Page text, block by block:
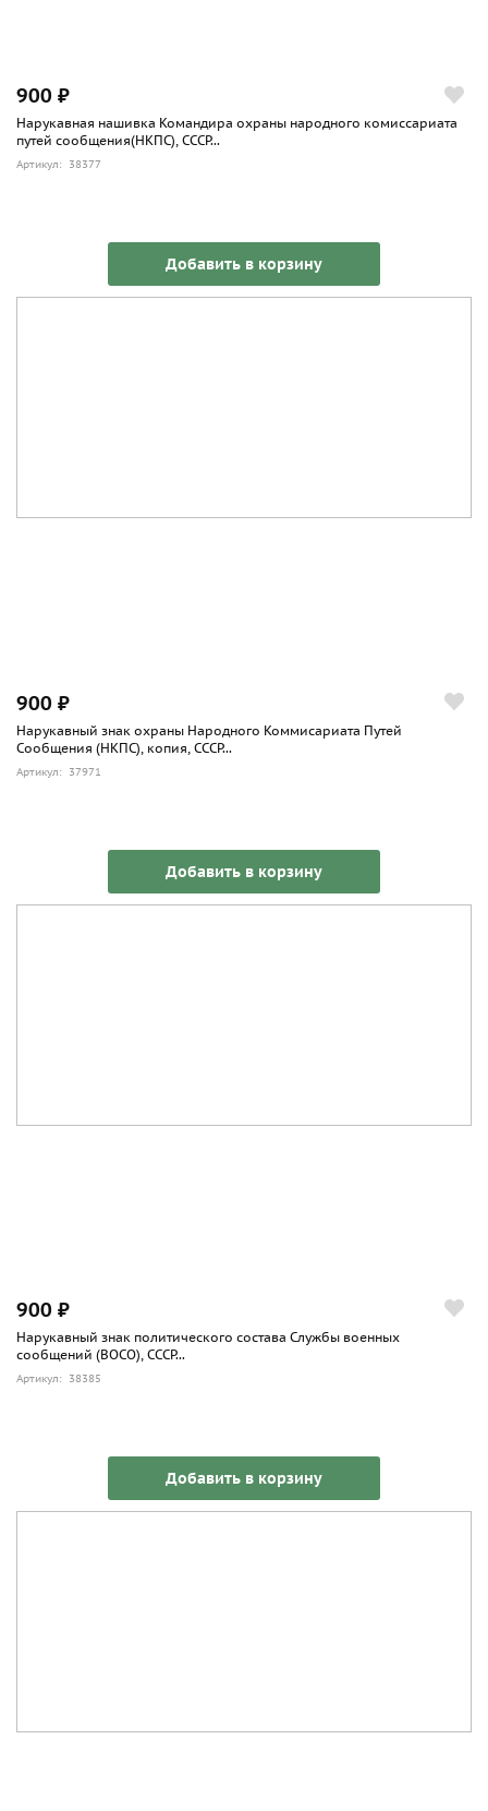
900 ₽
Нарукавная нашивка Командира охраны народного комиссариата
путей сообщения(НКПС), СССР...
Артикул: 38377
Добавить в корзину
900 ₽
Нарукавный знак охраны Народного Коммисариата Путей
Сообщения (НКПС), копия, СССР...
Артикул: 37971
Добавить в корзину
900 ₽
Нарукавный знак политического состава Службы военных
сообщений (ВОСО), СССР...
Артикул: 38385
Добавить в корзину